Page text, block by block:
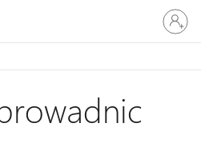
Zaloguj
się
do
konta